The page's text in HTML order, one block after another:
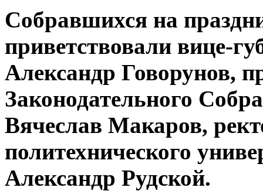
Собравшихся на
приветствовали вице-
Александр Говорунов,
Законодательного
Вячеслав Макаров,
политехнического
Александр Рудской.